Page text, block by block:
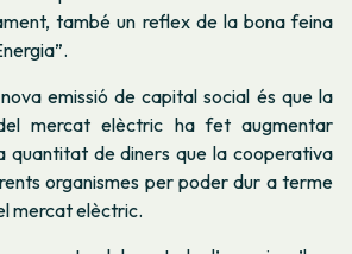
també un reflex de la bona feina
emissió de capital social és que la
mercat elèctric ha fet augmentar
quantitat de diners que la cooperativa
organismes per poder dur a terme
mercat elèctric.